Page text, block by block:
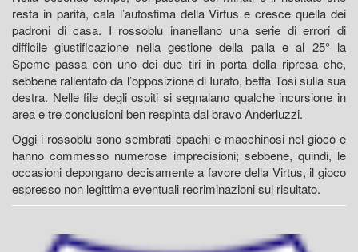
resta in parità, cala l’autostima della Virtus e cresce quella dei
padroni di casa. I rossoblu inanellano una serie di errori di
difficile giustificazione nella gestione della palla e al 25° la
Speme passa con uno dei due tiri in porta della ripresa che,
sebbene rallentato da l’opposizione di Iurato, beffa Tosi sulla sua
destra. Nelle file degli ospiti si segnalano qualche incursione in
area e tre conclusioni ben respinta dal bravo Anderluzzi.
Oggi i rossoblu sono sembrati opachi e macchinosi nel gioco e
hanno commesso numerose imprecisioni; sebbene, quindi, le
occasioni depongano decisamente a favore della Virtus, il gioco
espresso non legittima eventuali recriminazioni sul risultato.